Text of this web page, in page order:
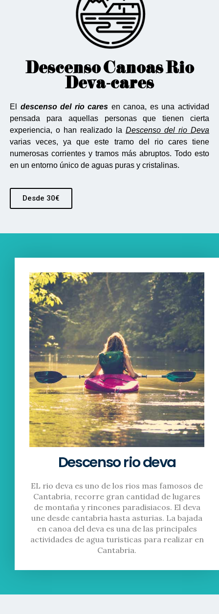
Descenso Canoas Rio
Deva-cares
El descenso del rio cares en canoa, es una actividad
pensada para aquellas personas que tienen cierta
experiencia, o han realizado la Descenso del rio Deva
varias veces, ya que este tramo del rio cares tiene
numerosas corrientes y tramos más abruptos. Todo esto
en un entorno único de aguas puras y cristalinas.
Desde 30€
Descenso rio deva
EL rio deva es uno de los rios mas famosos de
Cantabria, recorre gran cantidad de lugares
de montaña y rincones paradisiacos. El deva
une desde cantabria hasta asturias. La bajada
en canoa del deva es una de las principales
actividades de agua turisticas para realizar en
Cantabria.